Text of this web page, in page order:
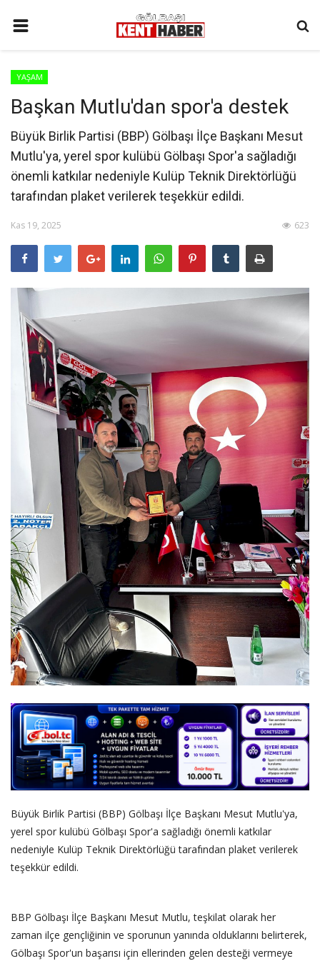
İLETIŞIM
3. SAYFA
GÜNDEM
YAŞAM
SAĞLIK
SİYASET
KÜNYE
DİĞER
YAZARLARIMIZ
ÖZEL ANKETLER
YAŞAM
Başkan Mutlu'dan spor'a destek
Büyük Birlik Partisi (BBP) Gölbaşı İlçe Başkanı Mesut
Mutlu'ya, yerel spor kulübü Gölbaşı Spor'a sağladığı
önemli katkılar nedeniyle Kulüp Teknik Direktörlüğü
tarafından plaket verilerek teşekkür edildi.
Kas 19, 2025 623
Büyük Birlik Partisi (BBP) Gölbaşı İlçe Başkanı Mesut Mutlu'ya,
yerel spor kulübü Gölbaşı Spor'a sağladığı önemli katkılar
nedeniyle Kulüp Teknik Direktörlüğü tarafından plaket verilerek
teşekkür edildi.
‎​BBP Gölbaşı İlçe Başkanı Mesut Mutlu, teşkilat olarak her
zaman ilçe gençliğinin ve sporunun yanında olduklarını belirterek,
Gölbaşı Spor'un başarısı için ellerinden gelen desteği vermeye